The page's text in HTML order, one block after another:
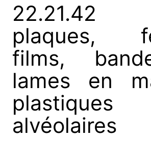
22.21.42
plaques,
films,
lames en
alvéolaires